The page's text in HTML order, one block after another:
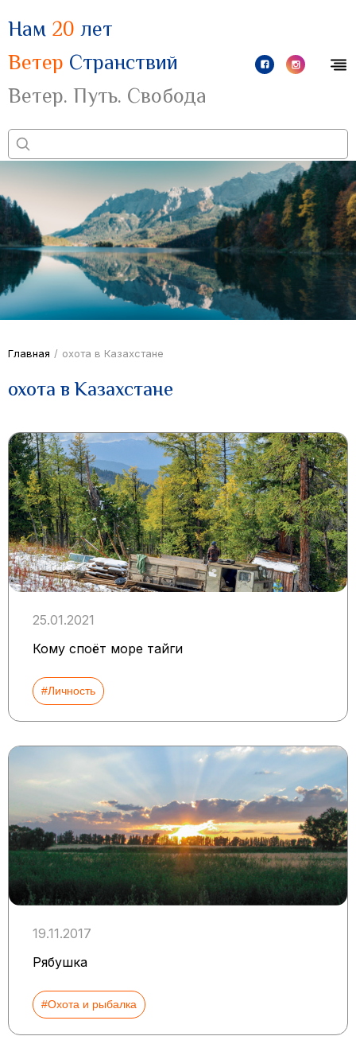
Нам 20 лет
Ветер Странствий
Ветер. Путь. Свобода
Главная / охота в Казахстане
охота в Казахстане
25.01.2021
Кому споёт море тайги
#Личность
19.11.2017
Рябушка
#Охота и рыбалка